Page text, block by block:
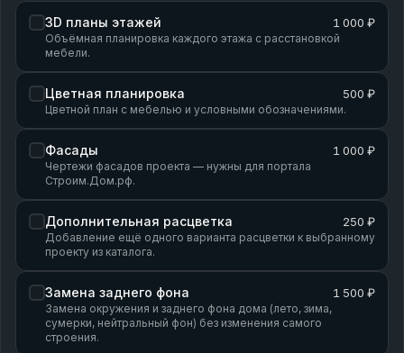
3D планы этажей 1 000 ₽
Объёмная планировка каждого этажа с расстановкой
мебели.
Цветная планировка 500 ₽
Цветной план с мебелью и условными обозначениями.
Фасады 1 000 ₽
Чертежи фасадов проекта — нужны для портала
Строим.Дом.рф.
Дополнительная расцветка 250 ₽
Добавление ещё одного варианта расцветки к выбранному
проекту из каталога.
Замена заднего фона 1 500 ₽
Замена окружения и заднего фона дома (лето, зима,
сумерки, нейтральный фон) без изменения самого
строения.